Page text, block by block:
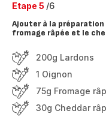
Etape 5 /6
Ajouter à la préparation
fromage râpée et le
200g Lardons
1 Oignon
75g Fromage
30g Cheddar